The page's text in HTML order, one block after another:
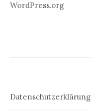
WordPress.org
Datenschutzerklärung